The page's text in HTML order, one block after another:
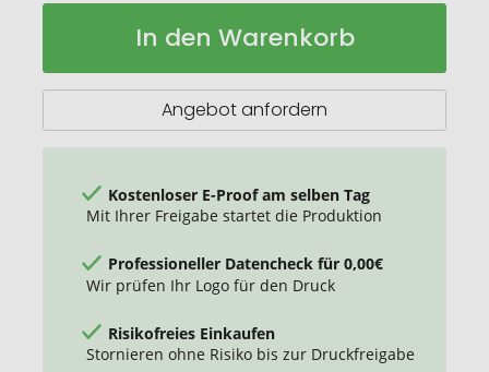
Chip-
Schlüsselanhänger
Auf
In den Warenkorb
Angebot anfordern
Kostenloser E-Proof am selben Tag
Mit Ihrer Freigabe startet die Produktion
Professioneller Datencheck für 0,00€
Wir prüfen Ihr Logo für den Druck
Risikofreies Einkaufen
Stornieren ohne Risiko bis zur Druckfreigabe